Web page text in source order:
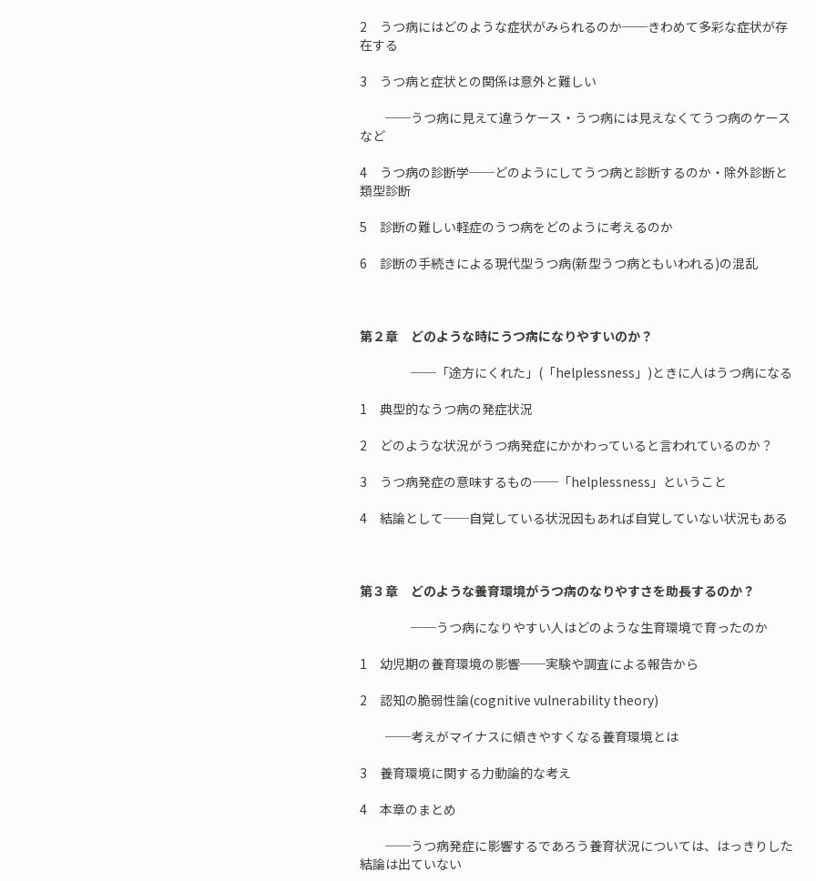
2 うつ病にはどのような症状がみられるのか──きわめて多彩な症状が存
在する
3 うつ病と症状との関係は意外と難しい
──うつ病に見えて違うケース・うつ病には見えなくてうつ病のケース
など
4 うつ病の診断学──どのようにしてうつ病と診断するのか・除外診断と
類型診断
5 診断の難しい軽症のうつ病をどのように考えるのか
6 診断の手続きによる現代型うつ病(新型うつ病ともいわれる)の混乱
第２章 どのような時にうつ病になりやすいのか？
──「途方にくれた」(「helplessness」)ときに人はうつ病になる
1 典型的なうつ病の発症状況
2 どのような状況がうつ病発症にかかわっていると言われているのか？
3 うつ病発症の意味するもの──「helplessness」ということ
4 結論として──自覚している状況因もあれば自覚していない状況もある
第３章 どのような養育環境がうつ病のなりやすさを助長するのか？
──うつ病になりやすい人はどのような生育環境で育ったのか
1 幼児期の養育環境の影響──実験や調査による報告から
2 認知の脆弱性論(cognitive vulnerability theory)
──考えがマイナスに傾きやすくなる養育環境とは
3 養育環境に関する力動論的な考え
4 本章のまとめ
──うつ病発症に影響するであろう養育状況については、はっきりした
結論は出ていない